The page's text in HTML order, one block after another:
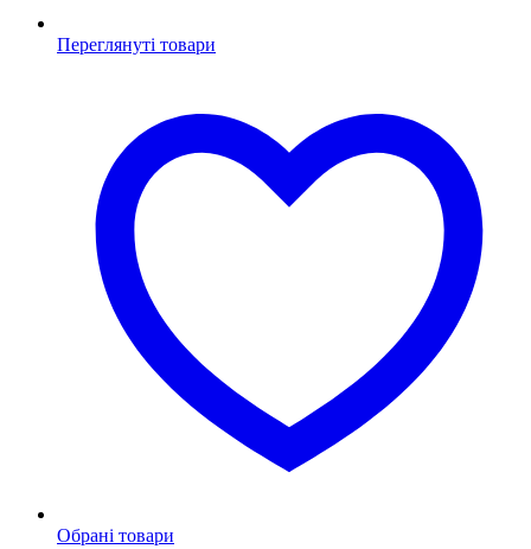
Переглянуті товари
Обрані товари